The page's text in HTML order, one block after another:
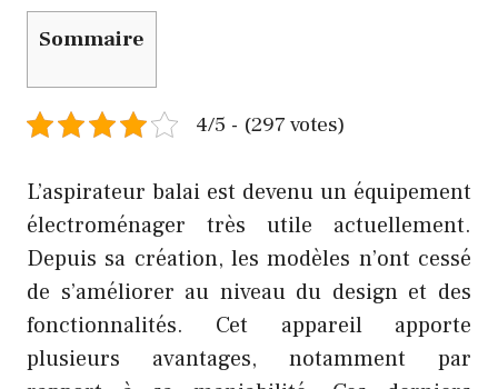
Sommaire
4/5 - (297 votes)
L’aspirateur balai est devenu un équipement
électroménager très utile actuellement.
Depuis sa création, les modèles n’ont cessé
de s’améliorer au niveau du design et des
fonctionnalités. Cet appareil apporte
plusieurs avantages, notamment par